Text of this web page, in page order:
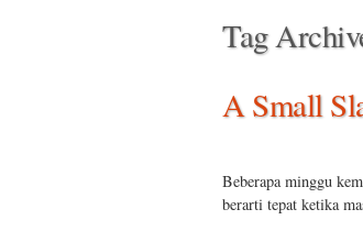
Tag
A Small
Beberapa minggu
berarti tepat ketika